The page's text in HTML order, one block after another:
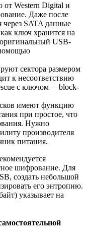
Western Digital и
Даже после
через SATA данные
ключ хранится на
USB-
сектора размером
к несоответствию
с ключом —block-
имеют функцию
при простое, что
Нужно
производителя
питания.
шифрование. Для
создать небольшой
его энтропию.
указывает на